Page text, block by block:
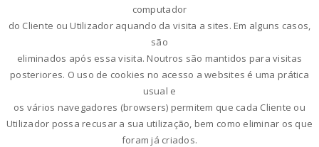
computador
do Cliente ou Utilizador aquando da visita a sites. Em alguns casos,
são
eliminados após essa visita. Noutros são mantidos para visitas
posteriores. O uso de cookies no acesso a websites é uma prática
usual e
os vários navegadores (browsers) permitem que cada Cliente ou
Utilizador possa recusar a sua utilização, bem como eliminar os que
foram já criados.